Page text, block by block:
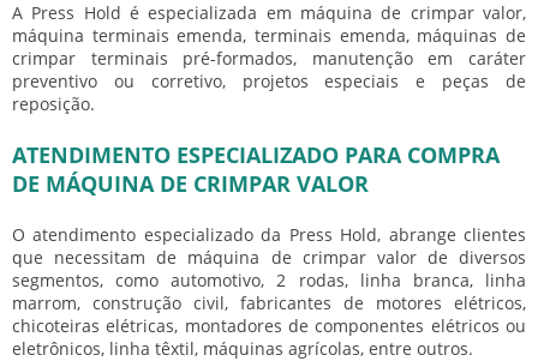
A Press Hold é especializada em máquina de crimpar valor,
máquina terminais emenda, terminais emenda, máquinas de
crimpar terminais pré-formados, manutenção em caráter
preventivo ou corretivo, projetos especiais e peças de
reposição.
ATENDIMENTO ESPECIALIZADO PARA COMPRA
DE MÁQUINA DE CRIMPAR VALOR
O atendimento especializado da Press Hold, abrange clientes
que necessitam de máquina de crimpar valor de diversos
segmentos, como automotivo, 2 rodas, linha branca, linha
marrom, construção civil, fabricantes de motores elétricos,
chicoteiras elétricas, montadores de componentes elétricos ou
eletrônicos, linha têxtil, máquinas agrícolas, entre outros.